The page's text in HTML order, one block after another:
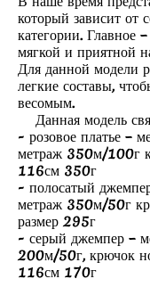
который зависит от
категории. Главное
мягкой и приятной
Для данной модели
легкие составы,
весомым.
Данная модель
- розовое платье –
метраж 350м/100г
116см 350г
- полосатый
метраж 350м/50г
размер 295г
- серый джемпер –
200м/50г, крючок
116см 170г